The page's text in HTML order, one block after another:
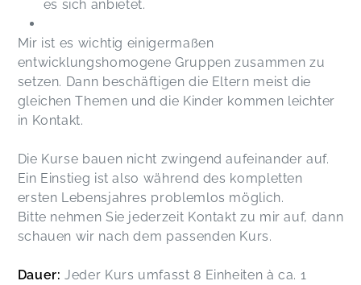
es sich anbietet.
Mir ist es wichtig einigermaßen
entwicklungshomogene Gruppen zusammen zu
setzen. Dann beschäftigen die Eltern meist die
gleichen Themen und die Kinder kommen leichter
in Kontakt.
Die Kurse bauen nicht zwingend aufeinander auf.
Ein Einstieg ist also während des kompletten
ersten Lebensjahres problemlos möglich.
Bitte nehmen Sie jederzeit Kontakt zu mir auf, dann
schauen wir nach dem passenden Kurs.
Dauer: Jeder Kurs umfasst 8 Einheiten à ca. 1